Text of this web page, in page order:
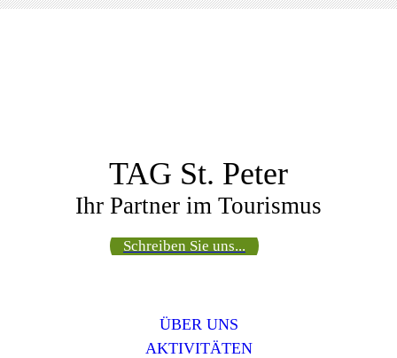
TAG St. Peter
Ihr Partner im Tourismus
Schreiben Sie uns...
ÜBER UNS
AKTIVITÄTEN